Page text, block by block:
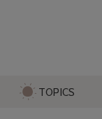
TOPICS